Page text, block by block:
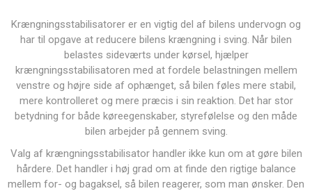
Krængningsstabilisatorer er en vigtig del af bilens undervogn og
har til opgave at reducere bilens krængning i sving. Når bilen
belastes sideværts under kørsel, hjælper
krængningsstabilisatoren med at fordele belastningen mellem
venstre og højre side af ophænget, så bilen føles mere stabil,
mere kontrolleret og mere præcis i sin reaktion. Det har stor
betydning for både køreegenskaber, styrefølelse og den måde
bilen arbejder på gennem sving.
Valg af krængningsstabilisator handler ikke kun om at gøre bilen
hårdere. Det handler i høj grad om at finde den rigtige balance
mellem for- og bagaksel, så bilen reagerer, som man ønsker. Den